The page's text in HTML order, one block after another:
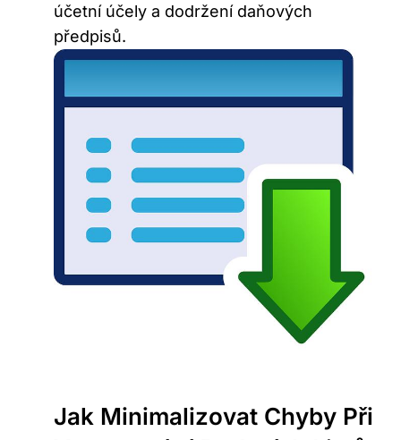
účetní účely a dodržení daňových
předpisů.
Jak Minimalizovat Chyby Při